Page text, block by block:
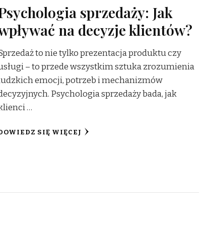
sprzedaży: Jak
na decyzje klientów?
to nie tylko prezentacja produktu czy
– to przede wszystkim sztuka zrozumienia
emocji, potrzeb i mechanizmów
Psychologia sprzedaży bada, jak
…
SIĘ WIĘCEJ